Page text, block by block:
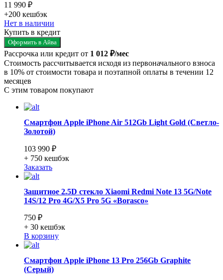
11 990 ₽
+200 кешбэк
Нет в наличии
Купить в кредит
Оформить в Айва
Рассрочка или кредит от 1 012 ₽/мес
Стоимость рассчитывается исходя из первоначального взноса
в 10% от стоимости товара и поэтапной оплаты в течении 12
месяцев
С этим товаром покупают
Смартфон Apple iPhone Air 512Gb Light Gold (Светло-
Золотой)
103 990 ₽
+ 750 кешбэк
Заказать
Защитное 2.5D стекло Xiaomi Redmi Note 13 5G/Note
14S/12 Pro 4G/X5 Pro 5G «Borasco»
750 ₽
+ 30 кешбэк
В корзину
Смартфон Apple iPhone 13 Pro 256Gb Graphite
(Серый)